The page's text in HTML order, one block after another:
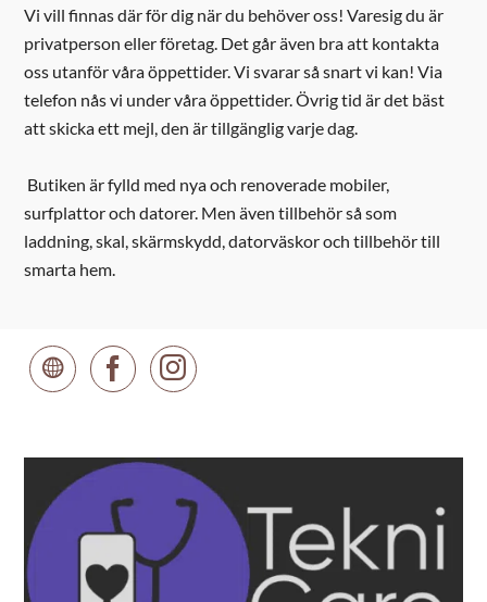
Vi vill finnas där för dig när du behöver oss! Varesig du är
privatperson eller företag. Det går även bra att kontakta
oss utanför våra öppettider. Vi svarar så snart vi kan! Via
telefon nås vi under våra öppettider. Övrig tid är det bäst
att skicka ett mejl, den är tillgänglig varje dag.
Butiken är fylld med nya och renoverade mobiler,
surfplattor och datorer. Men även tillbehör så som
laddning, skal, skärmskydd, datorväskor och tillbehör till
smarta hem.